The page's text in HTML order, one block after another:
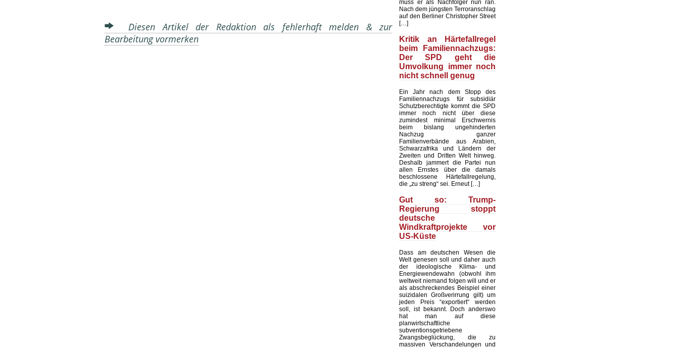
Diesen Artikel der Redaktion als fehlerhaft melden & zur
Bearbeitung vormerken
muss er als Nachfolger nun ran.
Nach dem jüngsten Terroranschlag
auf den Berliner Christopher Street
[…]
Kritik an Härtefallregel
beim Familiennachzugs:
Der SPD geht die
Umvolkung immer noch
nicht schnell genug
Ein Jahr nach dem Stopp des
Familiennachzugs für subsidiär
Schutzberechtigte kommt die SPD
immer noch nicht über diese
zumindest minimal Erschwernis
beim bislang ungehinderten
Nachzug ganzer
Familienverbände aus Arabien,
Schwarzafrika und Ländern der
Zweiten und Dritten Welt hinweg.
Deshalb jammert die Partei nun
allen Ernstes über die damals
beschlossene Härtefallregelung,
die „zu streng“ sei. Erneut […]
Gut so: Trump-
Regierung stoppt
deutsche
Windkraftprojekte vor
US-Küste
Dass am deutschen Wesen die
Welt genesen soll und daher auch
der ideologische Klima- und
Energiewendewahn (obwohl ihm
weltweit niemand folgen will und er
als abschreckendes Beispiel einer
suizidalen Großverirrung gilt) um
jeden Preis “exportiert“ werden
soll, ist bekannt. Doch anderswo
hat man auf diese
planwirtschaftliche
subventionsgetriebene
Zwangsbeglückung, die zu
massiven Verschandelungen und